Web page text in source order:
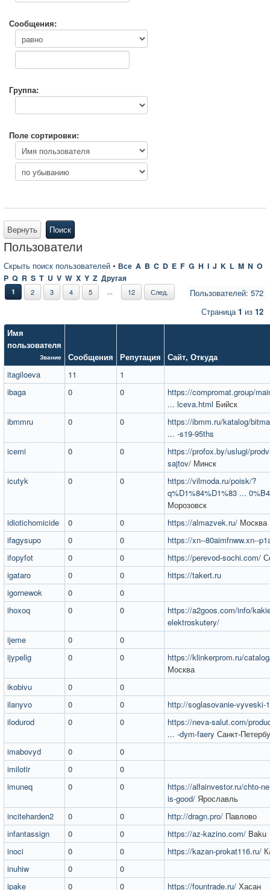
Сообщения:
Группа:
Поле сортировки:
Вернуть Поиск
Пользователи
Скрыть поиск пользователей • Все A B C D E F G H I J K L M N O
P Q R S T U V W X Y Z Другая
Пользователей: 572
1 2 3 4 5 ... 12 След.
Страница1 из 12
Имя
пользователя
Звание Сообщения Репутация Сайт, Откуда
itagiloeva
11
1
ibaga
0 0
https://compromat.group/
... lceva.html Бийск
ibmmru
0 0
https://ibmm.ru/katalog/
... -s19-95ths
icemi
0 0
https://profox.by/uslugi/
sajtov/ Минск
icutyk
0 0
https://vilmoda.ru/poisk/?
q%D1%84%D1%83 ...
Морозовск
idiotichomicide
0 0 https://almazvek.ru/ Москва
ifagysupo
0 0
https://xn--80aimfnww.xn--
ifopyfot
0 0 https://perevod-sochi.com/
igataro
0 0
https://takert.ru
igornewok
0
0
ihoxoq
0 0
https://a2goos.com/info/
elektroskutery/
ijeme
0
0
ijypelig
0 0
https://klinkerprom.ru/
Москва
ikobivu
0
0
ilanyvo
0 0
http://soglasovanie-vyveski-
ilodurod
0 0
https://neva-salut.com/
... -dym-faery Санкт-
imabovyd
0
0
imilotir
0
0
imuneq
0 0
https://alfainvestor.ru/chto-
is-good/ Ярославль
inciteharden2
0 0 http://dragn.pro/ Павлово
infantassign
0 0 https://az-kazino.com/ Baku
inoci
0 0 https://kazan-prokat116.ru/
inuhiw
0
0
ipake
0 0 https://fountrade.ru/ Хасан